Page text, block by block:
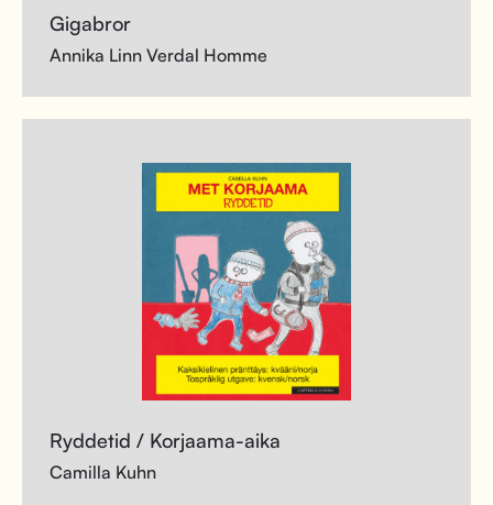
Gigabror
Annika Linn Verdal Homme
Ryddetid / Korjaama-aika
Camilla Kuhn